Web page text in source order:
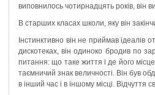
виповнилось чотирнадцять років, він
В старших класах школи, яку він
Інстинктивно він не приймав ідеалів
дискотеках, він одиноко бродив по
питання: що таке життя і де його
таємничий знак величності. Він був
в інший час і в іншому місці. Відчуття